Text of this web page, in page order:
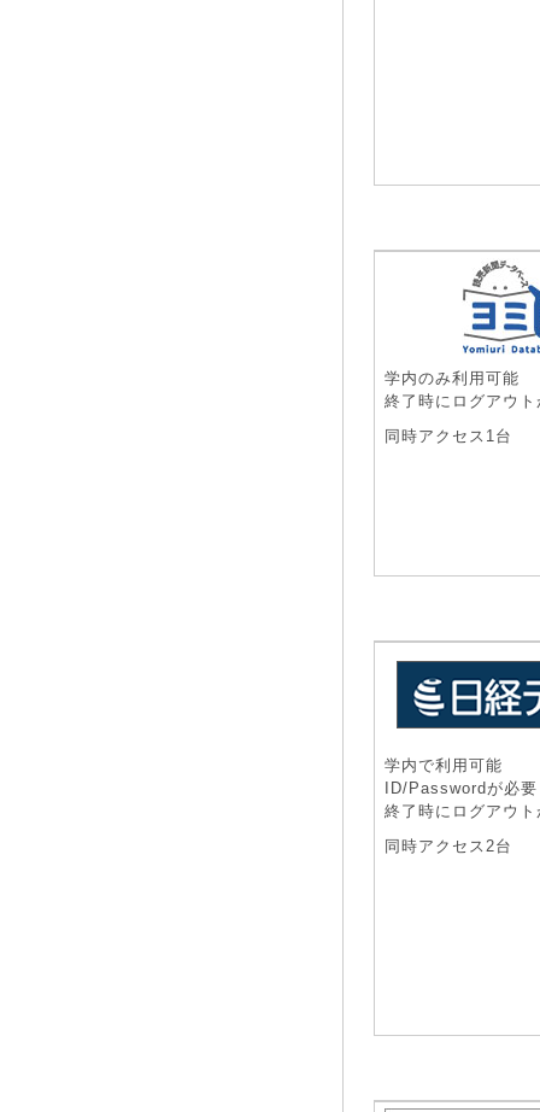
学内のみ利用可能
終了時にログアウ
同時アクセス1台
学内で利用可能
ID/Passwordが必要
終了時にログアウ
同時アクセス2台